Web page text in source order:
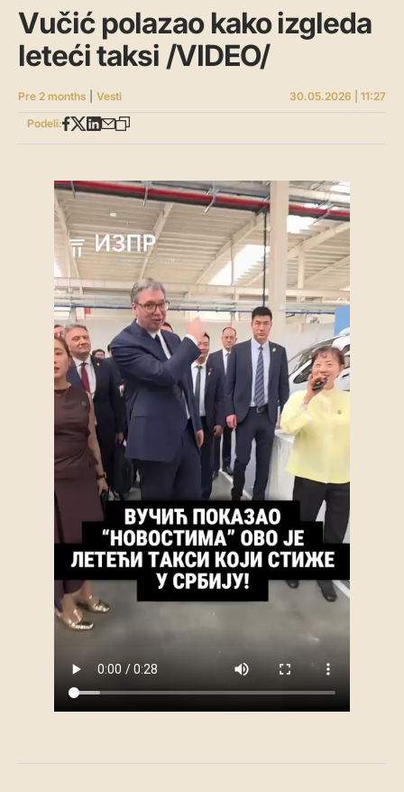
Vučić polazao kako izgleda
leteći taksi /VIDEO/
Pre 2 months Vesti
30.05.2026 | 11:27
Podeli: